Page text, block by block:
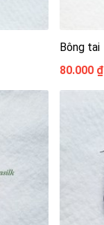
Bông tai
80.000 ₫